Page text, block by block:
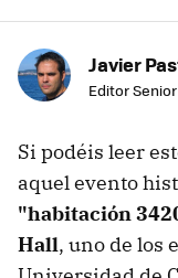
Javier
Editor
Si podéis leer
aquel evento
"habitación
Hall, uno de los